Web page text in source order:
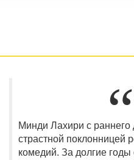
Минди Лахири с раннего
страстной поклонницей
комедий. За долгие